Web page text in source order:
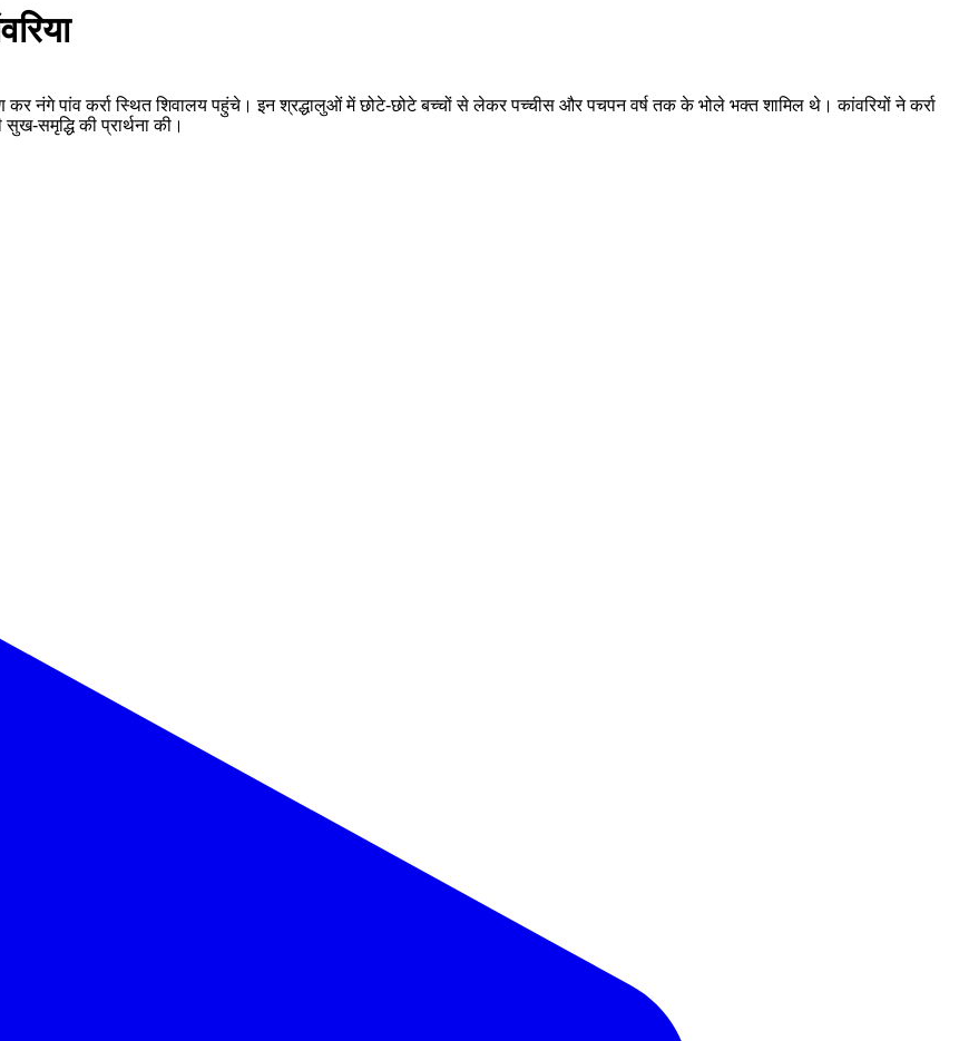
नंगे पांव कर्रा स्थित शिवालय पहुंचे। इन श्रद्धालुओं में छोटे-छोटे बच्चों से लेकर पच्चीस और पचपन वर्ष तक के भोले भक्त शामिल थे। कांवरियों ने कर्रा
समृद्धि की प्रार्थना की।